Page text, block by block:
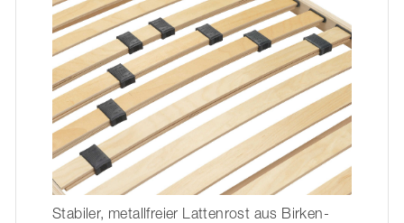
Stabiler, metallfreier Lattenrost aus Birken-